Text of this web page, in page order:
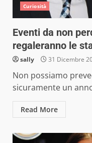
Curiosità
Eventi da non
regaleranno le
sally 31 Dicembre
Non possiamo
sicuramente un
Read More